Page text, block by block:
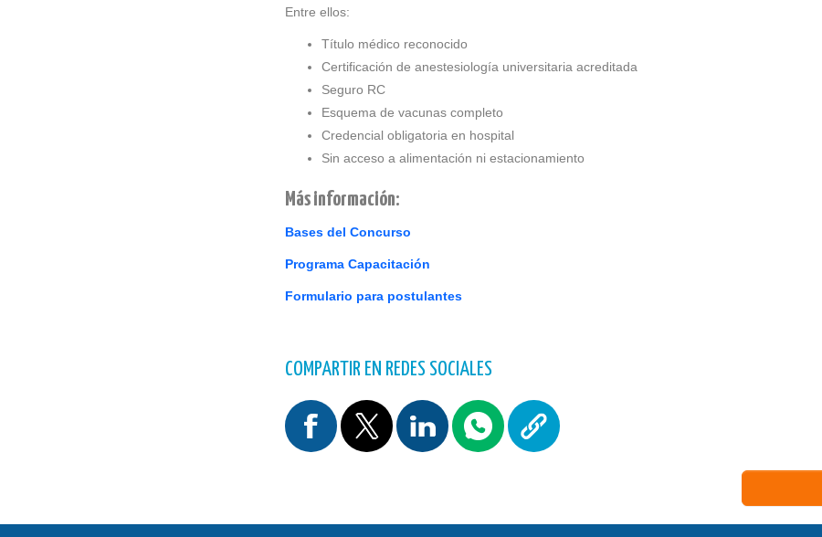
Entre ellos:
Título médico reconocido
Certificación de anestesiología universitaria acreditada
Seguro RC
Esquema de vacunas completo
Credencial obligatoria en hospital
Sin acceso a alimentación ni estacionamiento
Más información:
Bases del Concurso
Programa Capacitación
Formulario para postulantes
COMPARTIR EN REDES SOCIALES